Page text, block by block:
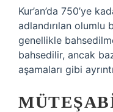
Kur’an’da 750’ye
adlandırılan
genellikle
bahsedilir, ancak
aşamaları gibi